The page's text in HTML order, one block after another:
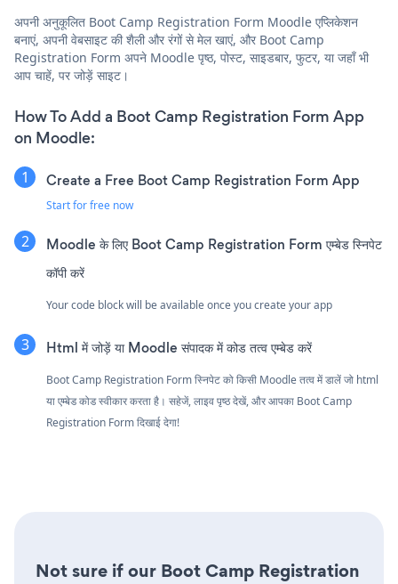
अपनी अनुकूलित Boot Camp Registration Form Moodle एप्लिकेशन
बनाएं, अपनी वेबसाइट की शैली और रंगों से मेल खाएं, और Boot Camp
Registration Form अपने Moodle पृष्ठ, पोस्ट, साइडबार, फुटर, या जहाँ भी
आप चाहें, पर जोड़ें साइट।
How To Add a Boot Camp Registration Form App
on Moodle:
Create a Free Boot Camp Registration Form App
Start for free now
Moodle के लिए Boot Camp Registration Form एम्बेड स्निपेट
कॉपी करें
Your code block will be available once you create your app
Html में जोड़ें या Moodle संपादक में कोड तत्व एम्बेड करें
Boot Camp Registration Form स्निपेट को किसी Moodle तत्व में डालें जो html
या एम्बेड कोड स्वीकार करता है। सहेजें, लाइव पृष्ठ देखें, और आपका Boot Camp
Registration Form दिखाई देगा!
Not sure if our Boot Camp Registration